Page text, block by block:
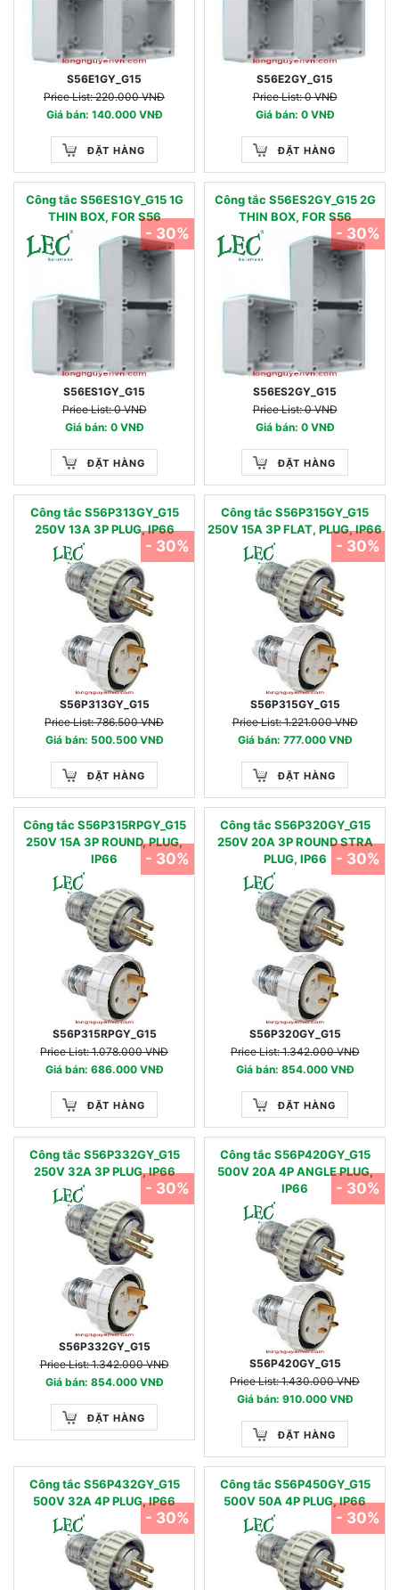
S56E1GY_G15
Price List: 220.000 VNĐ
Giá bán: 140.000 VNĐ
ĐẶT HÀNG
S56E2GY_G15
Price List: 0 VNĐ
Giá bán: 0 VNĐ
ĐẶT HÀNG
Công tắc S56ES1GY_G15 1G
THIN BOX, FOR S56
S56ES1GY_G15
Price List: 0 VNĐ
Giá bán: 0 VNĐ
ĐẶT HÀNG
- 30%
Công tắc S56ES2GY_G15 2G
THIN BOX, FOR S56
S56ES2GY_G15
Price List: 0 VNĐ
Giá bán: 0 VNĐ
ĐẶT HÀNG
- 30%
Công tắc S56P313GY_G15
250V 13A 3P PLUG, IP66
S56P313GY_G15
Price List: 786.500 VNĐ
Giá bán: 500.500 VNĐ
ĐẶT HÀNG
- 30%
Công tắc S56P315GY_G15
250V 15A 3P FLAT, PLUG, IP66
S56P315GY_G15
Price List: 1.221.000 VNĐ
Giá bán: 777.000 VNĐ
ĐẶT HÀNG
- 30%
Công tắc S56P315RPGY_G15
250V 15A 3P ROUND, PLUG,
IP66
S56P315RPGY_G15
Price List: 1.078.000 VNĐ
Giá bán: 686.000 VNĐ
ĐẶT HÀNG
- 30%
Công tắc S56P320GY_G15
250V 20A 3P ROUND STRA
PLUG, IP66
S56P320GY_G15
Price List: 1.342.000 VNĐ
Giá bán: 854.000 VNĐ
ĐẶT HÀNG
- 30%
Công tắc S56P332GY_G15
250V 32A 3P PLUG, IP66
S56P332GY_G15
Price List: 1.342.000 VNĐ
Giá bán: 854.000 VNĐ
ĐẶT HÀNG
- 30%
Công tắc S56P420GY_G15
500V 20A 4P ANGLE PLUG,
IP66
S56P420GY_G15
Price List: 1.430.000 VNĐ
Giá bán: 910.000 VNĐ
ĐẶT HÀNG
- 30%
Công tắc S56P432GY_G15
500V 32A 4P PLUG, IP66
- 30%
Công tắc S56P450GY_G15
500V 50A 4P PLUG, IP66
- 30%